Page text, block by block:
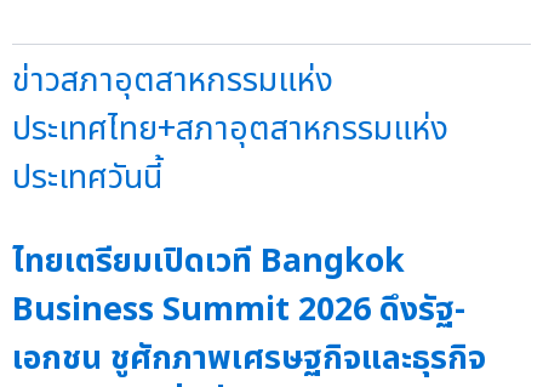
ข่าวสภาอุตสาหกรรมแห่ง
ประเทศไทย+สภาอุตสาหกรรมแห่ง
ประเทศวันนี้
ไทยเตรียมเปิดเวที Bangkok
Business Summit 2026 ดึงรัฐ-
เอกชน ชูศักภาพเศรษฐกิจและธุรกิจ